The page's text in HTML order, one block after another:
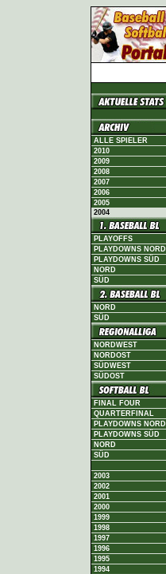
ALLE SPIELER
2010
2009
2008
2007
2006
2005
2004
PLAYOFFS
PLAYDOWNS NORD
PLAYDOWNS SÜD
NORD
SÜD
NORD
SÜD
NORDWEST
NORDOST
SÜDWEST
SÜDOST
FINAL FOUR
QUARTERFINAL
PLAYDOWNS NORD
PLAYDOWNS SÜD
NORD
SÜD
2003
2002
2001
2000
1999
1998
1997
1996
1995
1994